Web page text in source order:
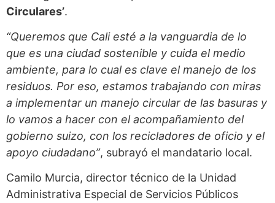
Circulares’.
“Queremos que Cali esté a la vanguardia de lo
que es una ciudad sostenible y cuida el medio
ambiente, para lo cual es clave el manejo de los
residuos. Por eso, estamos trabajando con miras
a implementar un manejo circular de las basuras y
lo vamos a hacer con el acompañamiento del
gobierno suizo, con los recicladores de oficio y el
apoyo ciudadano”, subrayó el mandatario local.
Camilo Murcia, director técnico de la Unidad
Administrativa Especial de Servicios Públicos